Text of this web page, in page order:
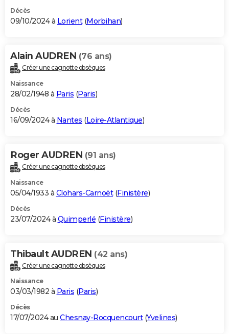
Décès
09/10/2024 à Lorient(Morbihan)
Alain AUDREN (76 ans)
Créer une cagnotte obsèques
Naissance
28/02/1948 à Paris (Paris)
Décès
16/09/2024 à Nantes (Loire-Atlantique)
Roger AUDREN (91 ans)
Créer une cagnotte obsèques
Naissance
05/04/1933 à Clohars-Carnoët(Finistère)
Décès
23/07/2024 à Quimperlé (Finistère)
Thibault AUDREN (42 ans)
Créer une cagnotte obsèques
Naissance
03/03/1982 à Paris (Paris)
Décès
17/07/2024 au Chesnay-Rocquencourt(Yvelines)